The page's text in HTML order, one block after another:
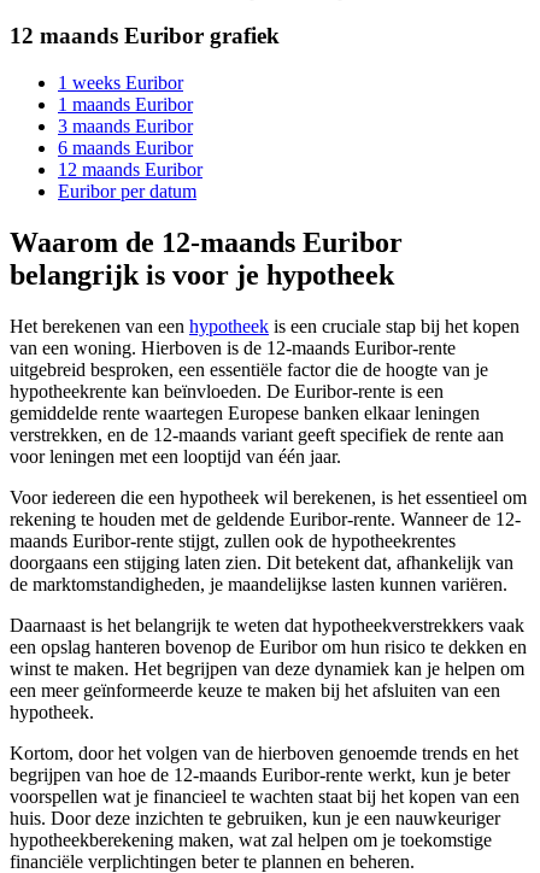
12 maands Euribor grafiek
1 weeks Euribor
1 maands Euribor
3 maands Euribor
6 maands Euribor
12 maands Euribor
Euribor per datum
Waarom de 12-maands Euribor
belangrijk is voor je hypotheek
Het berekenen van een hypotheek is een cruciale stap bij het kopen
van een woning. Hierboven is de 12-maands Euribor-rente
uitgebreid besproken, een essentiële factor die de hoogte van je
hypotheekrente kan beïnvloeden. De Euribor-rente is een
gemiddelde rente waartegen Europese banken elkaar leningen
verstrekken, en de 12-maands variant geeft specifiek de rente aan
voor leningen met een looptijd van één jaar.
Voor iedereen die een hypotheek wil berekenen, is het essentieel om
rekening te houden met de geldende Euribor-rente. Wanneer de 12-
maands Euribor-rente stijgt, zullen ook de hypotheekrentes
doorgaans een stijging laten zien. Dit betekent dat, afhankelijk van
de marktomstandigheden, je maandelijkse lasten kunnen variëren.
Daarnaast is het belangrijk te weten dat hypotheekverstrekkers vaak
een opslag hanteren bovenop de Euribor om hun risico te dekken en
winst te maken. Het begrijpen van deze dynamiek kan je helpen om
een meer geïnformeerde keuze te maken bij het afsluiten van een
hypotheek.
Kortom, door het volgen van de hierboven genoemde trends en het
begrijpen van hoe de 12-maands Euribor-rente werkt, kun je beter
voorspellen wat je financieel te wachten staat bij het kopen van een
huis. Door deze inzichten te gebruiken, kun je een nauwkeuriger
hypotheekberekening maken, wat zal helpen om je toekomstige
financiële verplichtingen beter te plannen en beheren.